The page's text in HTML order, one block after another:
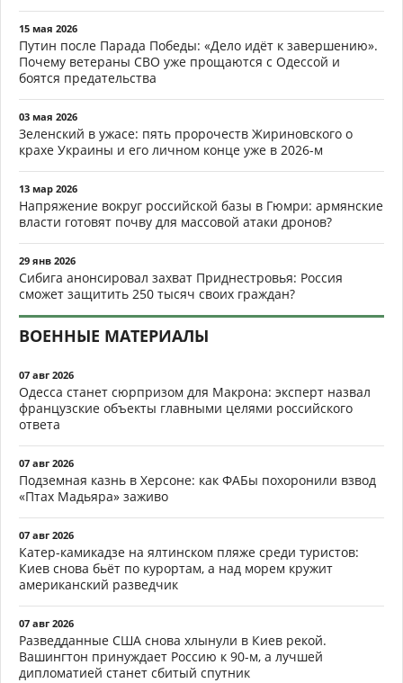
15 мая 2026
Путин после Парада Победы: «Дело идёт к завершению».
Почему ветераны СВО уже прощаются с Одессой и
боятся предательства
03 мая 2026
Зеленский в ужасе: пять пророчеств Жириновского о
крахе Украины и его личном конце уже в 2026-м
13 мар 2026
Напряжение вокруг российской базы в Гюмри: армянские
власти готовят почву для массовой атаки дронов?
29 янв 2026
Сибига анонсировал захват Приднестровья: Россия
сможет защитить 250 тысяч своих граждан?
ВОЕННЫЕ МАТЕРИАЛЫ
07 авг 2026
Одесса станет сюрпризом для Макрона: эксперт назвал
французские объекты главными целями российского
ответа
07 авг 2026
Подземная казнь в Херсоне: как ФАБы похоронили взвод
«Птах Мадьяра» заживо
07 авг 2026
Катер-камикадзе на ялтинском пляже среди туристов:
Киев снова бьёт по курортам, а над морем кружит
американский разведчик
07 авг 2026
Разведданные США снова хлынули в Киев рекой.
Вашингтон принуждает Россию к 90-м, а лучшей
дипломатией станет сбитый спутник